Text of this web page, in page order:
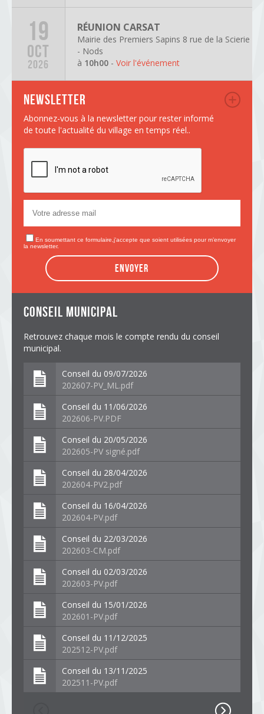
19
OCT
2026
RÉUNION CARSAT
Mairie des Premiers Sapins 8 rue de la Scierie
- Nods
à 10h00 - Voir l'événement
Newsletter
Abonnez-vous à la newsletter pour rester informé
de toute l'actualité du village en temps réel..
En soumettant ce formulaire,j'accepte que soient utilisées pour m’envoyer
la newsletter.
Envoyer
conseil municipal
Retrouvez chaque mois le compte rendu du conseil
municipal.
Conseil du 09/07/2026
202607-PV_ML.pdf
Conseil du 11/06/2026
202606-PV.PDF
Conseil du 20/05/2026
202605-PV signé.pdf
Conseil du 28/04/2026
202604-PV2.pdf
Conseil du 16/04/2026
202604-PV.pdf
Conseil du 22/03/2026
202603-CM.pdf
Conseil du 02/03/2026
202603-PV.pdf
Conseil du 15/01/2026
202601-PV.pdf
Conseil du 11/12/2025
202512-PV.pdf
Conseil du 13/11/2025
202511-PV.pdf